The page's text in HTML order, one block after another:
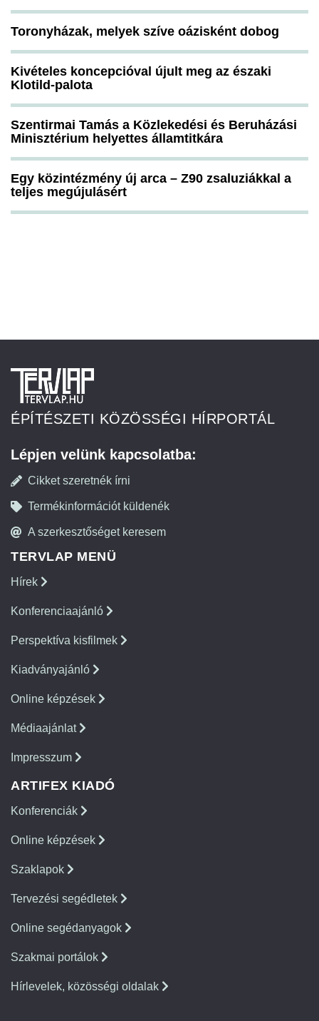
Toronyházak, melyek szíve oázisként dobog
Kivételes koncepcióval újult meg az északi
Klotild-palota
Szentirmai Tamás a Közlekedési és Beruházási
Minisztérium helyettes államtitkára
Egy közintézmény új arca – Z90 zsaluziákkal a
teljes megújulásért
ÉPÍTÉSZETI KÖZÖSSÉGI HÍRPORTÁL
Lépjen velünk kapcsolatba:
Cikket szeretnék írni
Termékinformációt küldenék
A szerkesztőséget keresem
TERVLAP MENÜ
Hírek
Konferenciaajánló
Perspektíva kisfilmek
Kiadványajánló
Online képzések
Médiaajánlat
Impresszum
ARTIFEX KIADÓ
Konferenciák
Online képzések
Szaklapok
Tervezési segédletek
Online segédanyagok
Szakmai portálok
Hírlevelek, közösségi oldalak